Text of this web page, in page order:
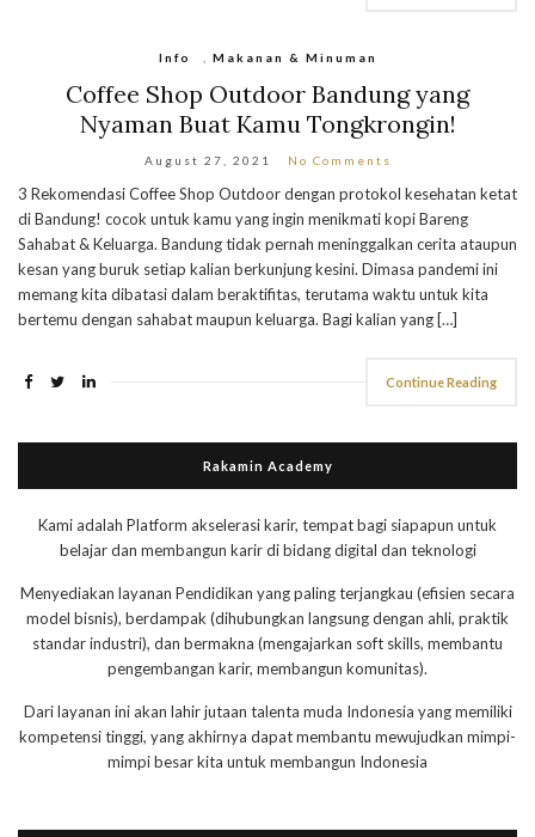
Info Makanan & Minuman
Coffee Shop Outdoor Bandung yang
Nyaman Buat Kamu Tongkrongin!
August 27, 2021 No Comments
3 Rekomendasi Coffee Shop Outdoor dengan protokol kesehatan ketat
di Bandung! cocok untuk kamu yang ingin menikmati kopi Bareng
Sahabat & Keluarga. Bandung tidak pernah meninggalkan cerita ataupun
kesan yang buruk setiap kalian berkunjung kesini. Dimasa pandemi ini
memang kita dibatasi dalam beraktifitas, terutama waktu untuk kita
bertemu dengan sahabat maupun keluarga. Bagi kalian yang […]
Continue Reading
Rakamin Academy
Kami adalah Platform akselerasi karir, tempat bagi siapapun untuk
belajar dan membangun karir di bidang digital dan teknologi
Menyediakan layanan Pendidikan yang paling terjangkau (efisien secara
model bisnis), berdampak (dihubungkan langsung dengan ahli, praktik
standar industri), dan bermakna (mengajarkan soft skills, membantu
pengembangan karir, membangun komunitas).
Dari layanan ini akan lahir jutaan talenta muda Indonesia yang memiliki
kompetensi tinggi, yang akhirnya dapat membantu mewujudkan mimpi-
mimpi besar kita untuk membangun Indonesia